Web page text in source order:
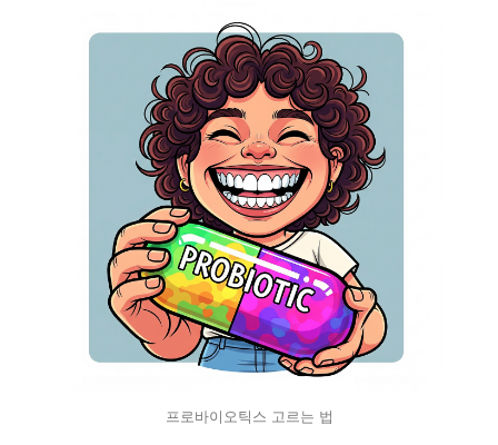
프로바이오틱스 고르는 법